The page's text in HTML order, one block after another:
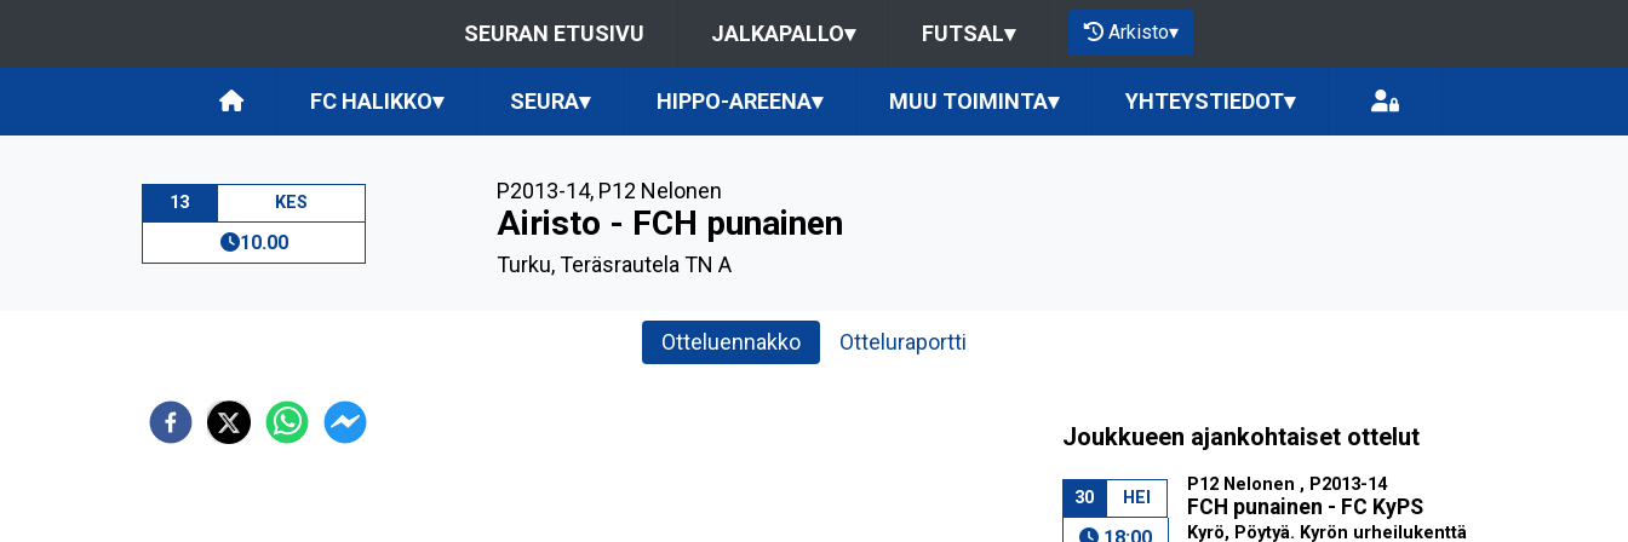
SEURAN ETUSIVU JALKAPALLO▾ FUTSAL▾ Arkisto▾
FC HALIKKO▾ SEURA▾ HIPPO-AREENA▾ MUU TOIMINTA▾ YHTEYSTIEDOT▾
13 KES
10.00
P2013-14, P12 Nelonen
Airisto - FCH punainen
Turku, Teräsrautela TN A
Otteluennakko Otteluraportti
Joukkueen ajankohtaiset ottelut
30 HEI
P12 Nelonen , P2013-14
FCH punainen - FC KyPS
Kyrö, Pöytyä. Kyrön urheilukenttä